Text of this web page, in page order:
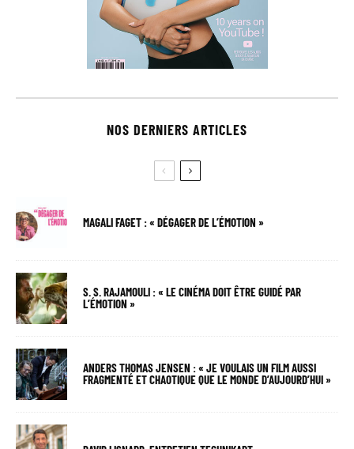
NOS DERNIERS ARTICLES
MAGALI FAGET : « DÉGAGER DE L’ÉMOTION »
S. S. RAJAMOULI : « LE CINÉMA DOIT ÊTRE GUIDÉ PAR
L’ÉMOTION »
ANDERS THOMAS JENSEN : « JE VOULAIS UN FILM AUSSI
FRAGMENTÉ ET CHAOTIQUE QUE LE MONDE D’AUJOURD’HUI »